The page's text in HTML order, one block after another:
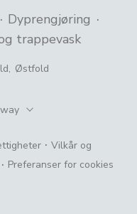
· Dyprengjøring ·
trappevask
, Østfold
· Vilkår og
· Preferanser for cookies